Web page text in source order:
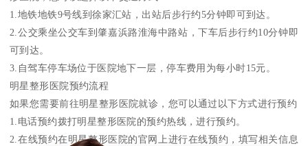
1.地铁地铁9号线到徐家汇站，出站后步行约5分钟即可到达。
2.公交乘坐公交车到肇嘉浜路淮海中路站，下车后步行约10分钟即
可到达。
3.自驾车停车场位于医院地下一层，停车费用为每小时15元。
明星整形医院预约流程
如果您需要前往明星整形医院就诊，您可以通过以下方式进行预约
1.电话预约拨打明星整形医院的预约热线，进行预约。
2.在线预约在明星整形医院的官网上进行在线预约，填写相关信息